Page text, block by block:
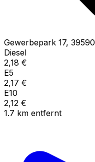
Gewerbepark 17, 39590
Diesel
2,18 €
E5
2,17 €
E10
2,12 €
1.7 km entfernt